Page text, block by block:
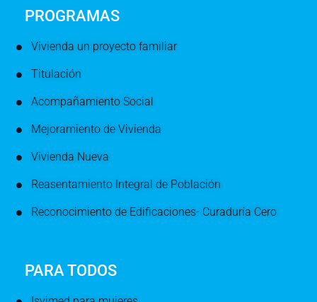
PROGRAMAS
Vivienda un proyecto familiar
Titulación
Acompañamiento Social
Mejoramiento de Vivienda
Vivienda Nueva
Reasentamiento Integral de Población
Reconocimiento de Edificaciones- Curaduría Cero
PARA TODOS